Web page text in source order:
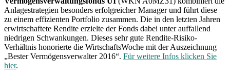
Anlagestrategien besonders erfolgreicher Manager und führt diese
zu einem effizienten Portfolio zusammen. Die in den letzten Jahren
erwirtschaftete Rendite erzielte der Fonds dabei unter auffallend
niedrigen Schwankungen. Dieses sehr gute Rendite-Risiko-
Verhältnis honorierte die WirtschaftsWoche mit der Auszeichnung
„Bester Vermögensverwalter 2016“. Für weitere Infos klicken Sie
hier.